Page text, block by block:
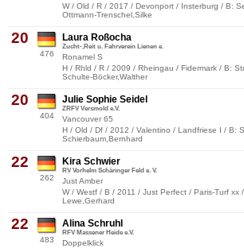
W / Old / R / 2017 / Devonport / Insterburg / B:
Ottmann-Trenschel,Silke
20
476
Laura Roßocha
Zucht-,Reit u. Fahrverein Lienen e.
Ronamel S
H / Rhld / R / 2009 / Rheingau / Fidermark / B:
Schulte-Böcker,Walther
20
404
Julie Sophie Seidel
ZRFV Versmold e.V.
Vancouver 65
H / Old / Df / 2012 / Valentino / Landfriese I / B:
Schierbaum,Bernhard
22
262
Kira Schwier
RV Vorhelm Schäringer Feld e. V.
Just Amber
W / Westf / B / 2011 / Just Perfect / Paris-Turf xx
Lewe,Gerhard
22
483
Alina Schruhl
RFV Massener Heide e.V.
Doppelklick